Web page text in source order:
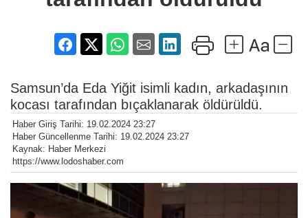
Samsun’da Eda Yiğit isimli kadın, arkadaşının
kocası tarafından bıçaklanarak öldürüldü.
Haber Giriş Tarihi: 19.02.2024 23:27
Haber Güncellenme Tarihi: 19.02.2024 23:27
Kaynak: Haber Merkezi
https://www.lodoshaber.com